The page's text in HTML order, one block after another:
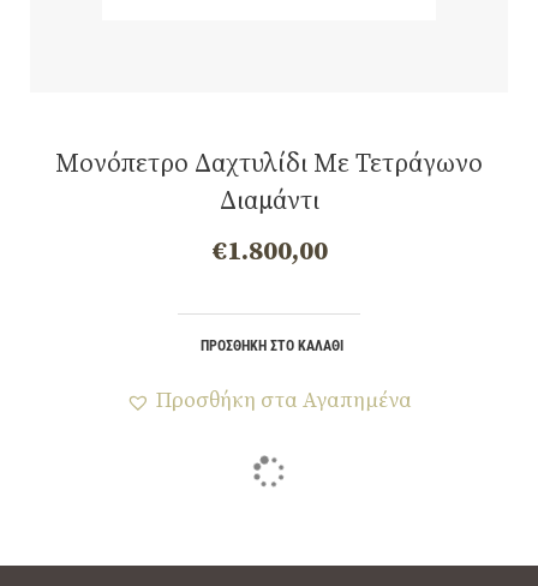
Μονόπετρο Δαχτυλίδι Με Τετράγωνο
Διαμάντι
€1.800,00
ΠΡΟΣΘΉΚΗ ΣΤΟ ΚΑΛΆΘΙ
Προσθήκη στα Αγαπημένα